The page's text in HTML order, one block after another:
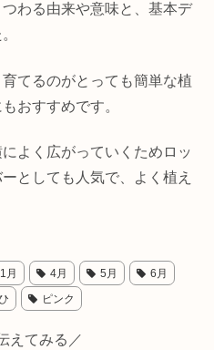
わる由来や意味と、基本デ
てるのがとっても簡単な植
おすすめです。
よく広がっていくためロッ
としても人気で、よく植え
月 4月 5月 6月
ピンク
えてみる／